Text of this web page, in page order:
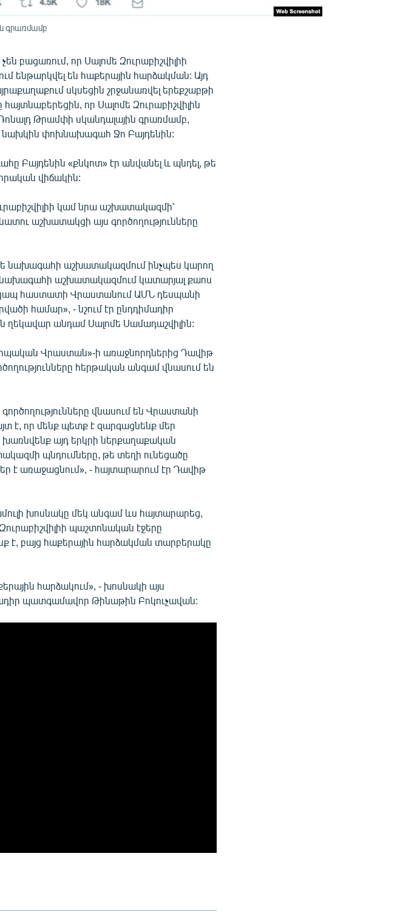
գրառմամբ
որ Սալոմե Զուրաբիշվիլիի
ենթարկվել են հաքերային հարձակման: Այդ
սկսեցին շրջանառվել երեքշաբթի
որ Սալոմե Զուրաբիշվիլին
Թրամփի սկանդալային գրառմամբ,
փոխնախագահ Ջո Բայդենին:
Բայդենին «քնկոտ» էր անվանել և պնդել, թե
վիճակին:
կամ նրա աշխատակազմի՝
աշխատակցի այս գործողությունները
նախագահի աշխատակազմում ինչպես կարող
նախագահի աշխատակազմում կատարյալ քաոս
կապ հաստատի Վրաստանում ԱՄՆ դեսպանի
համար», - նշում էր ընդդիմադիր
ղեկավար անդամ Սալոմե Սամադաշվիլին:
Վրաստան»-ի առաջնորդներից Դավիթ
հերթական անգամ վնասում են
վնասում են Վրաստանի
է, որ մենք պետք է զարգացնենք մեր
խառնվենք այդ երկրի ներքաղաքական
պնդումները, թե տեղի ունեցածը
է առաջացնում», - հայտարարում էր Դավիթ
խոսնակը մեկ անգամ ևս հայտարարեց,
պաշտոնական էջերը
բայց հաքերային հարձակման տարբերակը
հարձակում», - խոսնակի այս
պատգամավոր Թինաթին Բոկուչավան: